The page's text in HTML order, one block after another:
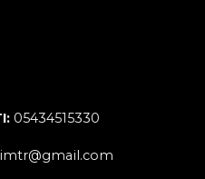
05434515330